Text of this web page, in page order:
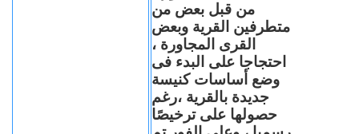
من قبل بعض من
متطرفين القرية وبعض
القرى المجاورة ،
احتجاجا على البدء فى
وضع أساسات كنيسة
جديدة بالقرية ،رغم
حصولها على ترخيصًا